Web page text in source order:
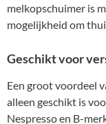
melkopschuimer is
mogelijkheid om
Geschikt voor
Een groot voordeel
alleen geschikt is
Nespresso en B-